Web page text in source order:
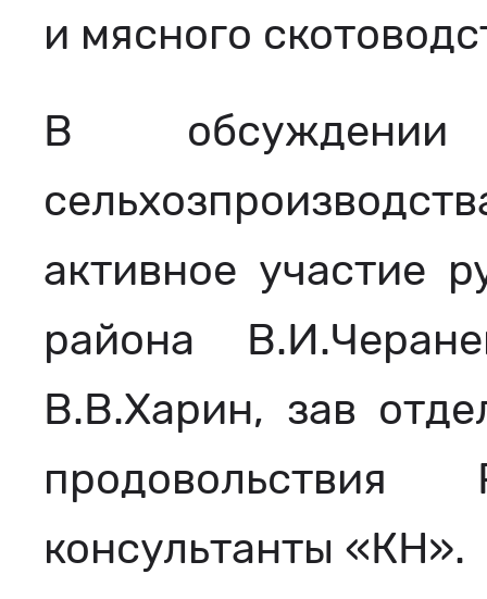
и мясного
В обсуждении
активное участие
района
В.В.Харин, зав
продовольствия
консультанты «КН».